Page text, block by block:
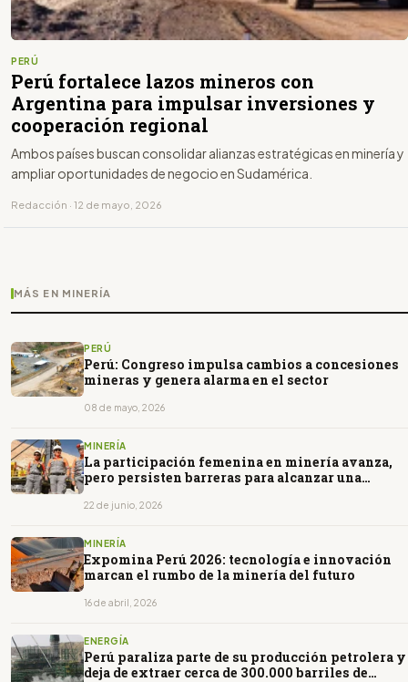
PERÚ
Perú fortalece lazos mineros con
Argentina para impulsar inversiones y
cooperación regional
Ambos países buscan consolidar alianzas estratégicas en minería y
ampliar oportunidades de negocio en Sudamérica.
Redacción · 12 de mayo, 2026
MÁS EN MINERÍA
PERÚ
Perú: Congreso impulsa cambios a concesiones
mineras y genera alarma en el sector
08 de mayo, 2026
MINERÍA
La participación femenina en minería avanza,
pero persisten barreras para alcanzar una
22 de junio, 2026
MINERÍA
Expomina Perú 2026: tecnología e innovación
marcan el rumbo de la minería del futuro
16 de abril, 2026
ENERGÍA
Perú paraliza parte de su producción petrolera y
deja de extraer cerca de 300.000 barriles de